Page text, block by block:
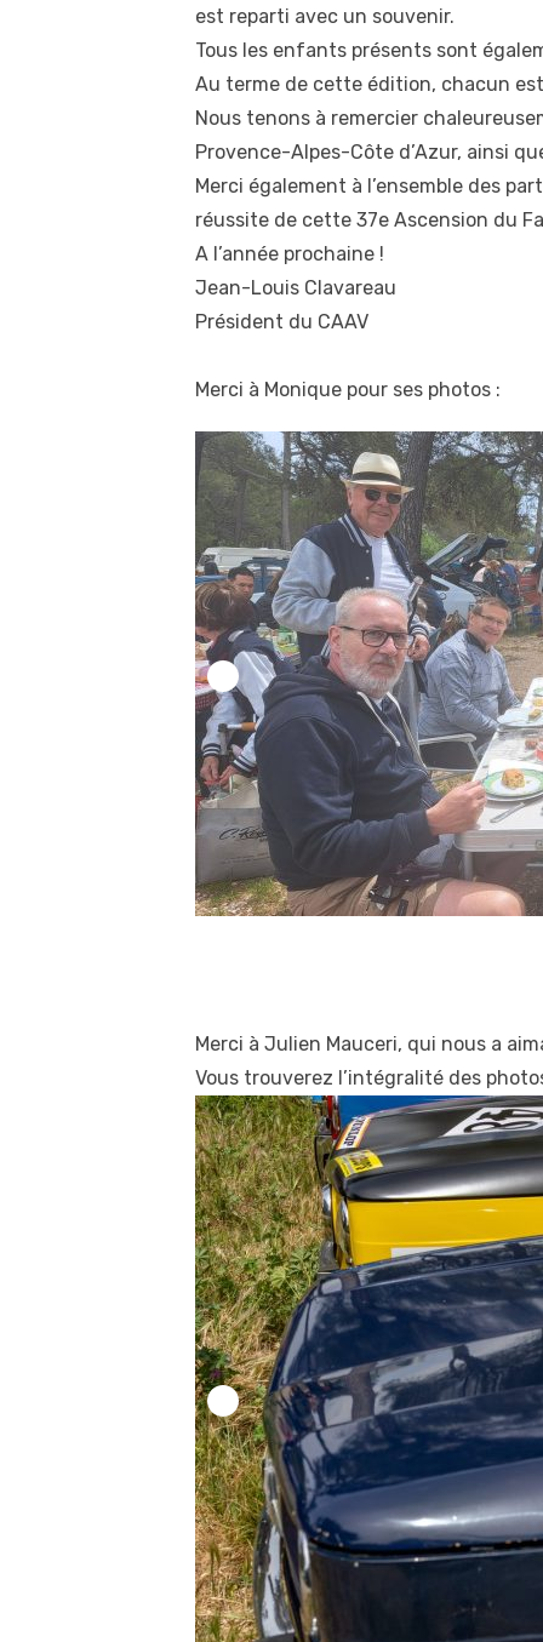
est reparti avec un souvenir.
Tous les enfants présents sont
Au terme de cette édition, chacun
Nous tenons à remercier
Provence-Alpes-Côte d’Azur, ainsi
Merci également à l’ensemble des
réussite de cette 37e Ascension du
A l’année prochaine !
Jean-Louis Clavareau
Président du CAAV
Merci à Monique pour ses photos :
Merci à Julien Mauceri, qui nous a
Vous trouverez l’intégralité des